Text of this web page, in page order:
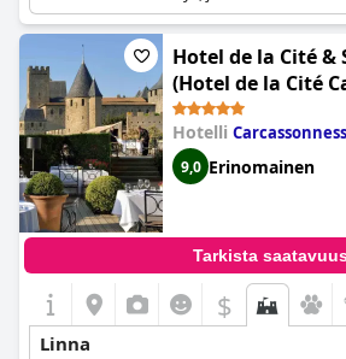
peräisin jo 9. vuosisadalta. Linna annettiin
lahjaksi kuningatar Santa Isabelille hänen
myös pidettiin laitoksessa, ja se on yksi
hääpaikoista tähän päivään asti.
Hotel de la Cité &
(Hotel de la Cité
MGallery
Hotelli
9,0 Erinomainen
Tarkista
$
Linna